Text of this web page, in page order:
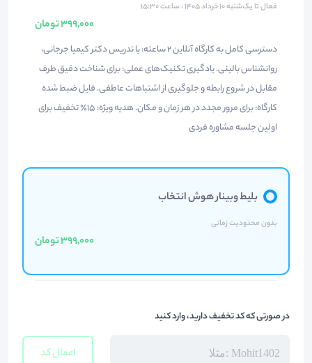
فعال تا یک‌شنبه ۱۰ خرداد ۱۴۰۵ ، ساعت ۱۵:۳۰
399,000 تومان
‎دسترسی کامل به کارگاه آنلاین ۲ ساعته: ‎با تدریس دکتر کیمیا جرجانی،
روانشناس بالینی. ‎یادگیری تکنیک‌های عملی: برای شناخت دقیق طرف
مقابل در شروع رابطه و جلوگیری از اشتباهات عاطفی. ‎فایل ضبط شده
کارگاه: برای مرور مجدد در هر زمان و مکان. ‎هدیه ویژه: ۱۵٪ تخفیف برای
اولین جلسه مشاوره فردی
بلیط وبینار هوش انتخاب
بدون محدودیت زمانی
399,000 تومان
در صورتی که کد تخفیف دارید، وارد کنید
اعمال کد